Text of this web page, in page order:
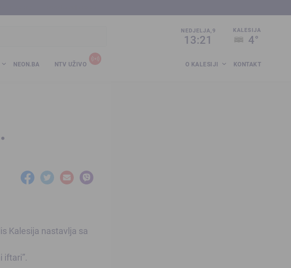
NEDJELJA,9
13:21
KALESIJA
4°
NEON.BA NTV UŽIVO O KALESIJI KONTAKT
Kalesija nastavlja sa
iftari”.